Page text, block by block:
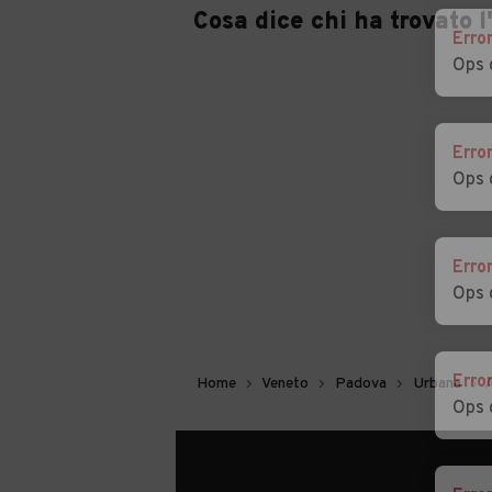
Auto usate Vo'
Cosa dice chi ha trovato
Home Veneto Padova Urbana
Error
Ops
Error
Ops
Error
Ops
Error
Ops